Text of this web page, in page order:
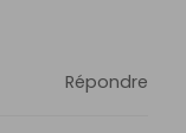
Répondre